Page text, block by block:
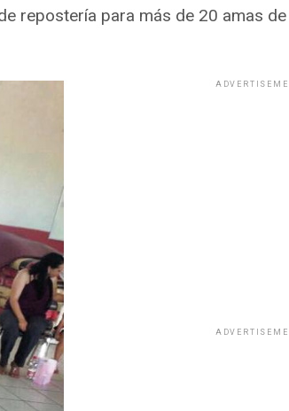
repostería para más de 20 amas